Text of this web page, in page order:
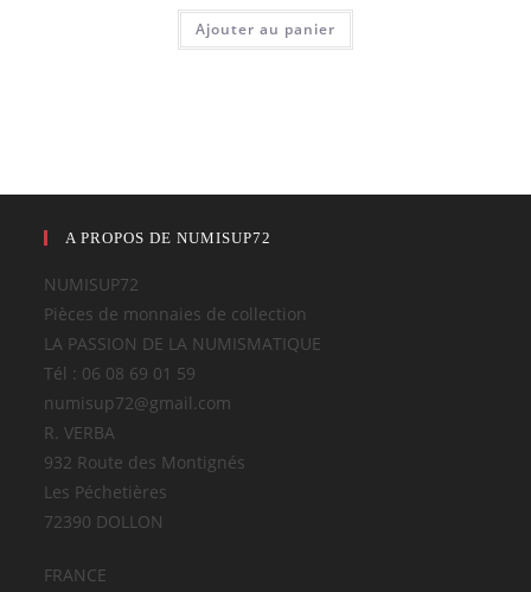
Ajouter au panier
A PROPOS DE NUMISUP72
NUMISUP72
Pièces de monnaies de collection
LA PASSION DE LA NUMISMATIQUE
Tél : 06 08 69 01 59
numisup72@gmail.com
R. VERBA
932 Route des Montignés
Les Péchetières
72390 DOLLON
FRANCE